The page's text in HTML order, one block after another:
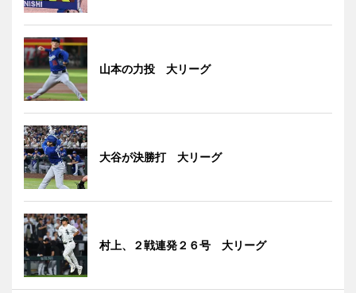
山本の力投 大リーグ
大谷が決勝打 大リーグ
村上、２戦連発２６号 大リーグ